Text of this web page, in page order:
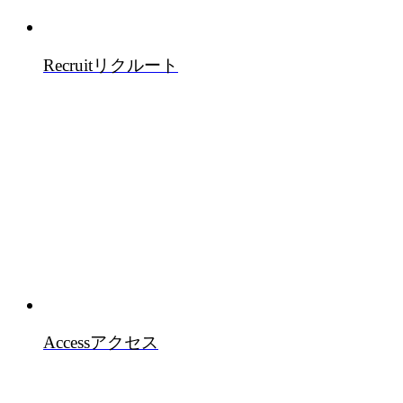
Recruitリクルート
Accessアクセス